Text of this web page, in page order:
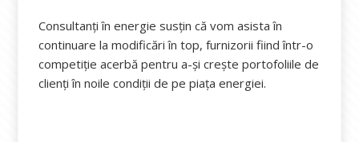
Consultanți în energie susțin că vom asista în
continuare la modificări în top, furnizorii fiind într-o
competiție acerbă pentru a-și crește portofoliile de
clienți în noile condiții de pe piața energiei.